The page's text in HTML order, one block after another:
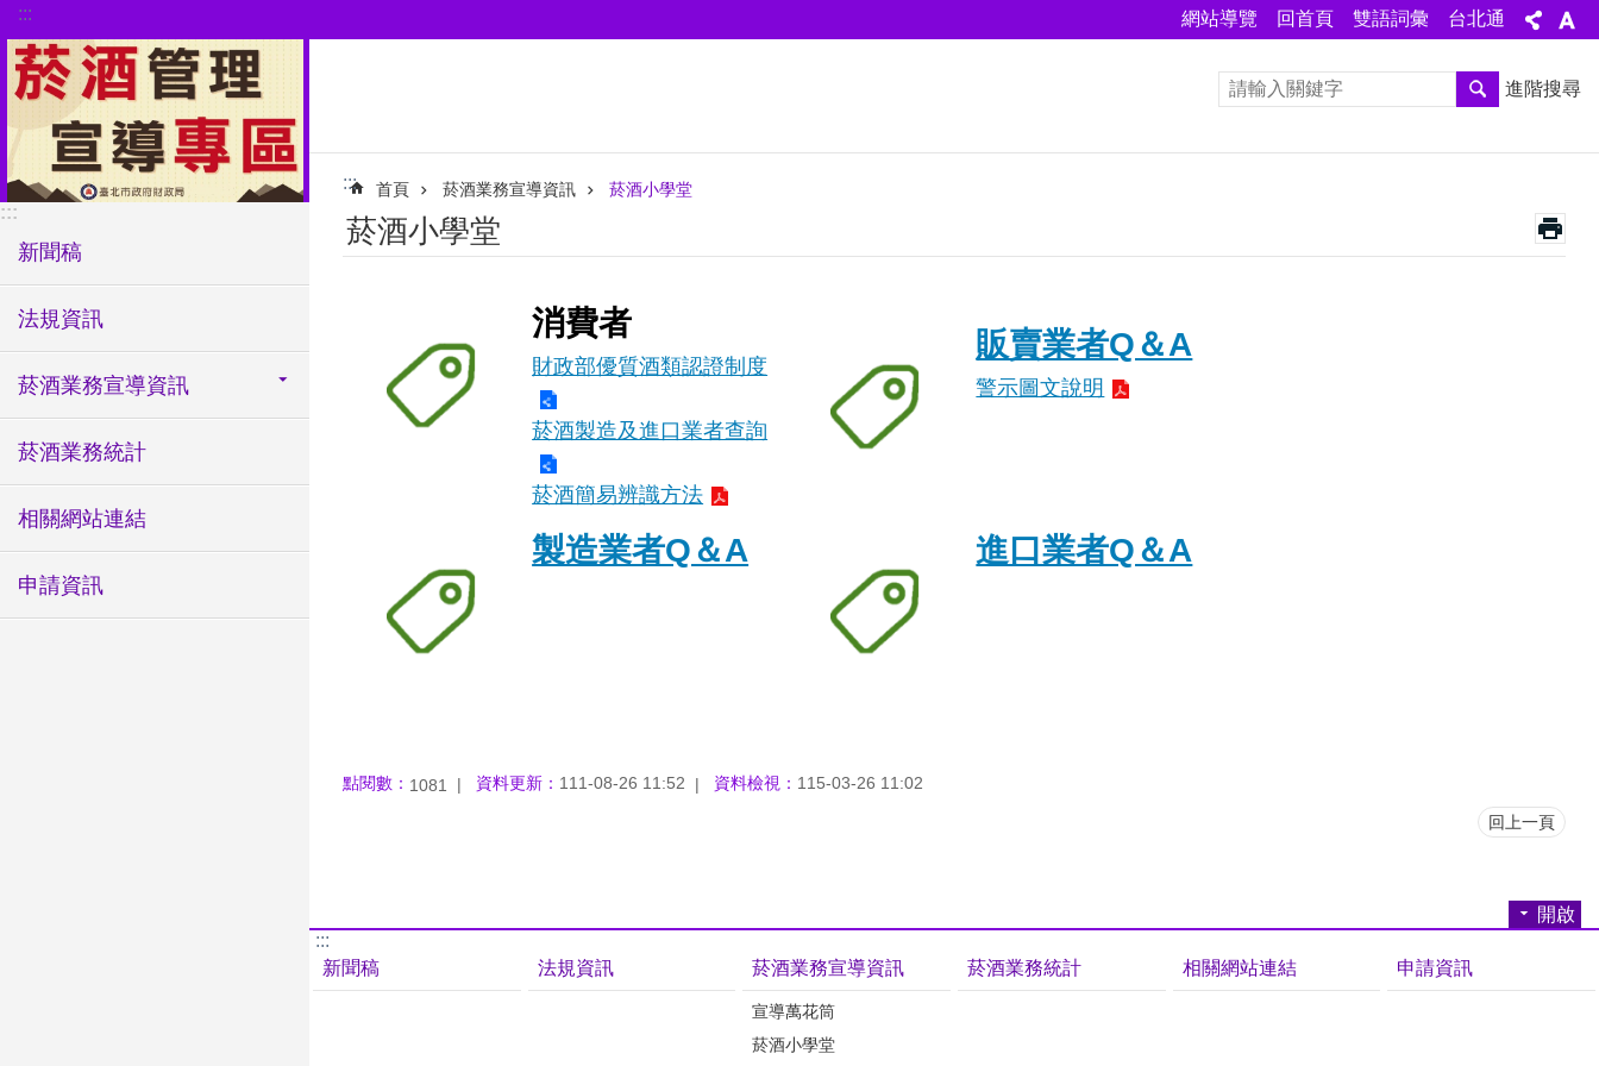
跳到主要內容區塊
::: 網站導覽 回首頁 雙語詞彙 台北通
:::
新聞稿
法規資訊
菸酒業務宣導資訊
菸酒業務統計
相關網站連結
申請資訊
進階搜尋
::: 首頁 菸酒業務宣導資訊 菸酒小學堂
菸酒小學堂
消費者
財政部優質酒類認證制度
菸酒製造及進口業者查詢
菸酒簡易辨識方法
販賣業者Q＆A
警示圖文說明
製造業者Q＆A 進口業者Q＆A
點閱數： 1081 資料更新： 111-08-26 11:52 資料檢視： 115-03-26 11:02
回上一頁
開啟
:::
新聞稿
法規資訊 菸酒業務宣導資訊
宣導萬花筒
菸酒小學堂
菸酒業務統計 相關網站連結 申請資訊